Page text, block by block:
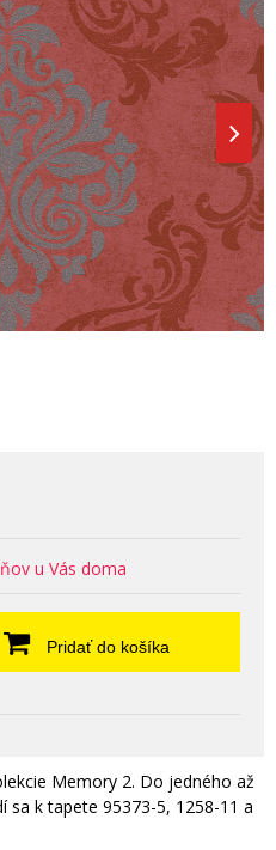
u Vás doma
Pridať do košíka
Memory 2. Do jedného až
sa k tapete 95373-5, 1258-11 a